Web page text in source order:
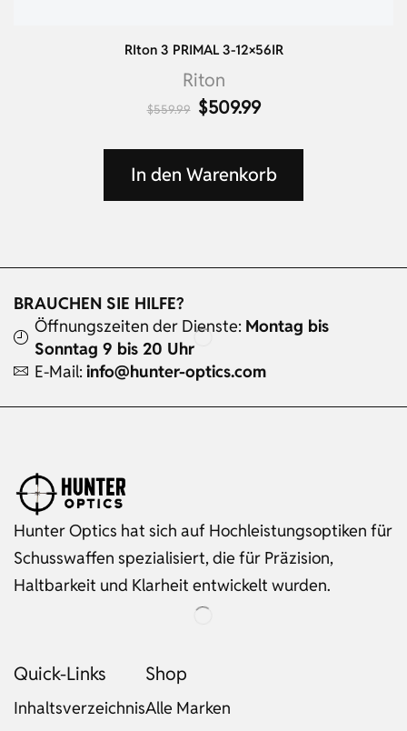
RIton 3 PRIMAL 3-12×56IR
Riton
$559.99 $509.99
In den Warenkorb
BRAUCHEN SIE HILFE?
Öffnungszeiten der Dienste: Montag bis
Sonntag 9 bis 20 Uhr
E-Mail: info@hunter-optics.com
Hunter Optics hat sich auf Hochleistungsoptiken für
Schusswaffen spezialisiert, die für Präzision,
Haltbarkeit und Klarheit entwickelt wurden.
Quick-Links
Inhaltsverzeichnis
Shop
Alle Marken